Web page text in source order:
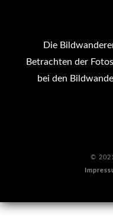
Die
Betrachten der
bei den
© 2021